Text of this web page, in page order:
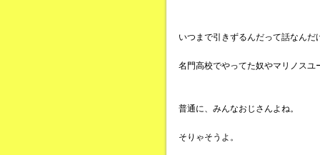
いつまで引きずるんだって話なん
名門高校でやってた奴やマリノスユ
普通に、みんなおじさんよね。
そりゃそうよ。